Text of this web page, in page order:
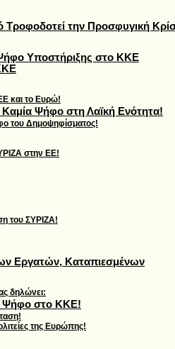
Τροφοδοτεί την Προσφυγική
Ψήφο Υποστήριξης στο ΚΚΕ
και το Ευρώ!
Ψήφο στη Λαϊκή Ενότητα!
του Δημοψηφίσματος!
στην ΕΕ!
του ΣΥΡΙΖΑ!
Εργατών, Καταπιεσμένων
δηλώνει:
Ψήφο στο ΚΚΕ!
της Ευρώπης!